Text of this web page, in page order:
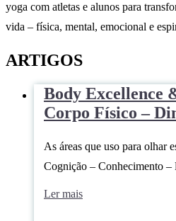
yoga com atletas e alunos para
vida – física, mental, emocional e
ARTIGOS
Body Excellence
Corpo Físico –
As áreas que uso para olhar
Cognição – Conhecimento
Ler mais